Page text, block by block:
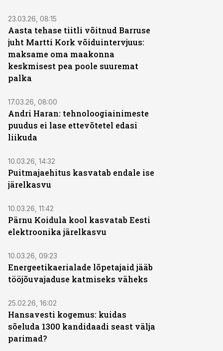
23.03.26, 08:15
Aasta tehase tiitli võitnud Barruse
juht Martti Kork võiduintervjuus:
maksame oma maakonna
keskmisest pea poole suuremat
palka
17.03.26, 08:00
Andri Haran: tehnoloogiainimeste
puudus ei lase ettevõtetel edasi
liikuda
10.03.26, 14:32
Puitmajaehitus kasvatab endale ise
järelkasvu
10.03.26, 11:42
Pärnu Koidula kool kasvatab Eesti
elektroonika järelkasvu
10.03.26, 09:23
Energeetikaerialade lõpetajaid jääb
tööjõuvajaduse katmiseks väheks
25.02.26, 16:02
Hansavesti kogemus: kuidas
sõeluda 1300 kandidaadi seast välja
parimad?